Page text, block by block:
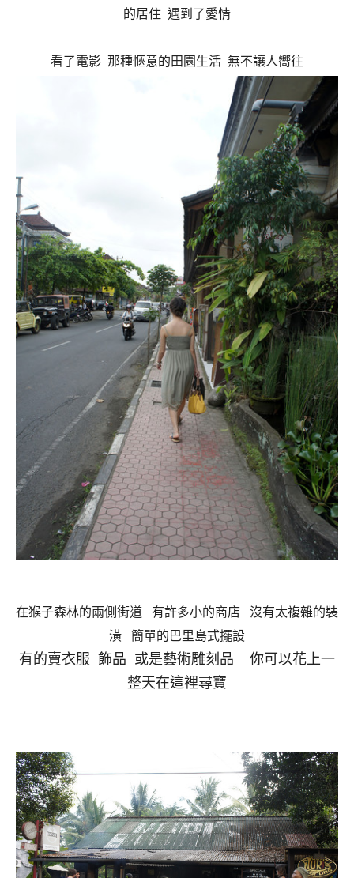
的居住 遇到了愛情
看了電影 那種愜意的田園生活 無不讓人嚮往
在猴子森林的兩側街道 有許多小的商店 沒有太複雜的裝
潢 簡單的巴里島式擺設
有的賣衣服 飾品 或是藝術雕刻品 你可以花上一
整天在這裡尋寶